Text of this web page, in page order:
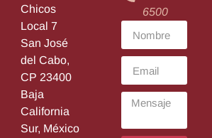
Chicos
Local 7
San José
del Cabo,
CP 23400
Baja
California
Sur, México
6500